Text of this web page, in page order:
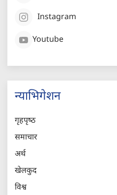
Instagram
Youtube
न्याभिगेशन
गृहपृष्‍ठ
समाचार
अर्थ
खेलकुद
विश्व